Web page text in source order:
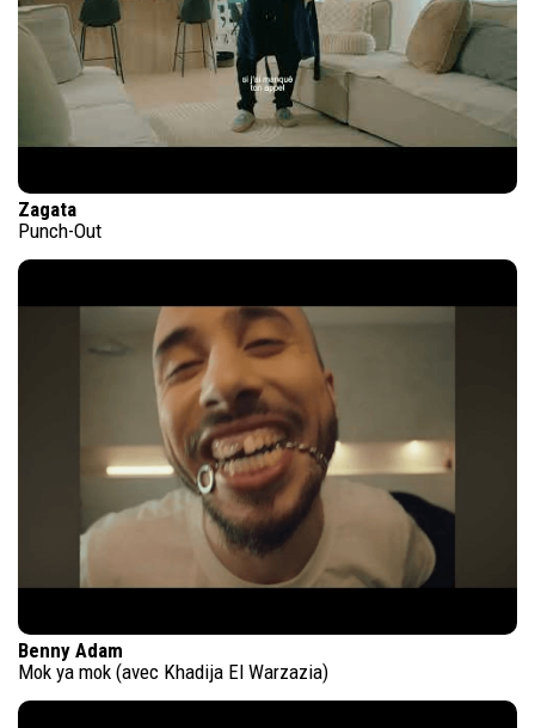
Zagata
Punch-Out
Benny Adam
Mok ya mok (avec Khadija El Warzazia)